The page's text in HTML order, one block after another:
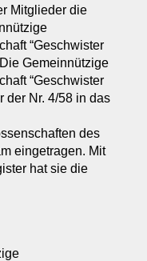
Mitglieder die
“Geschwister
Gemeinnützige
“Geschwister
der Nr. 4/58 in das
des
eingetragen. Mit
hat sie die